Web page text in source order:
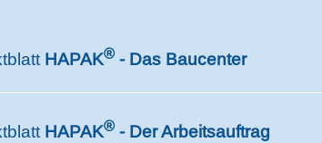
HAPAK®- Das Baucenter
HAPAK®- Der Arbeitsauftrag